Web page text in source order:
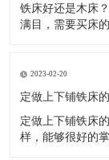
铁床好还是木床
满目，需要买床
怕水，现在的木
返潮
2023-02-20
定做上下铺铁床
定做上下铺铁床的优势 1、定做上下铺铁床如同
样，能够很好的